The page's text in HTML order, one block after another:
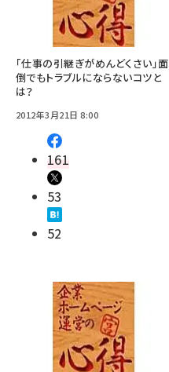
「仕事の引継ぎがめんどくさい」面
倒でもトラブルにならないコツと
は？
2012年3月21日 8:00
161
53
52